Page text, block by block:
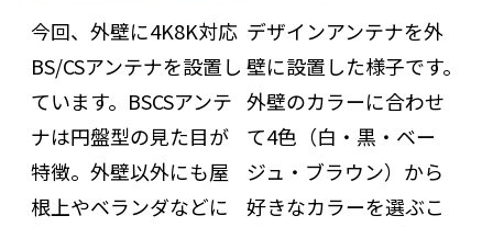
今回、外壁に4K8K対応
BS/CSアンテナを設置し
ています。BSCSアンテ
ナは円盤型の見た目が
特徴。外壁以外にも屋
根上やベランダなどに
デザインアンテナを外
壁に設置した様子です。
外壁のカラーに合わせ
て4色（白・黒・ベー
ジュ・ブラウン）から
好きなカラーを選ぶこ